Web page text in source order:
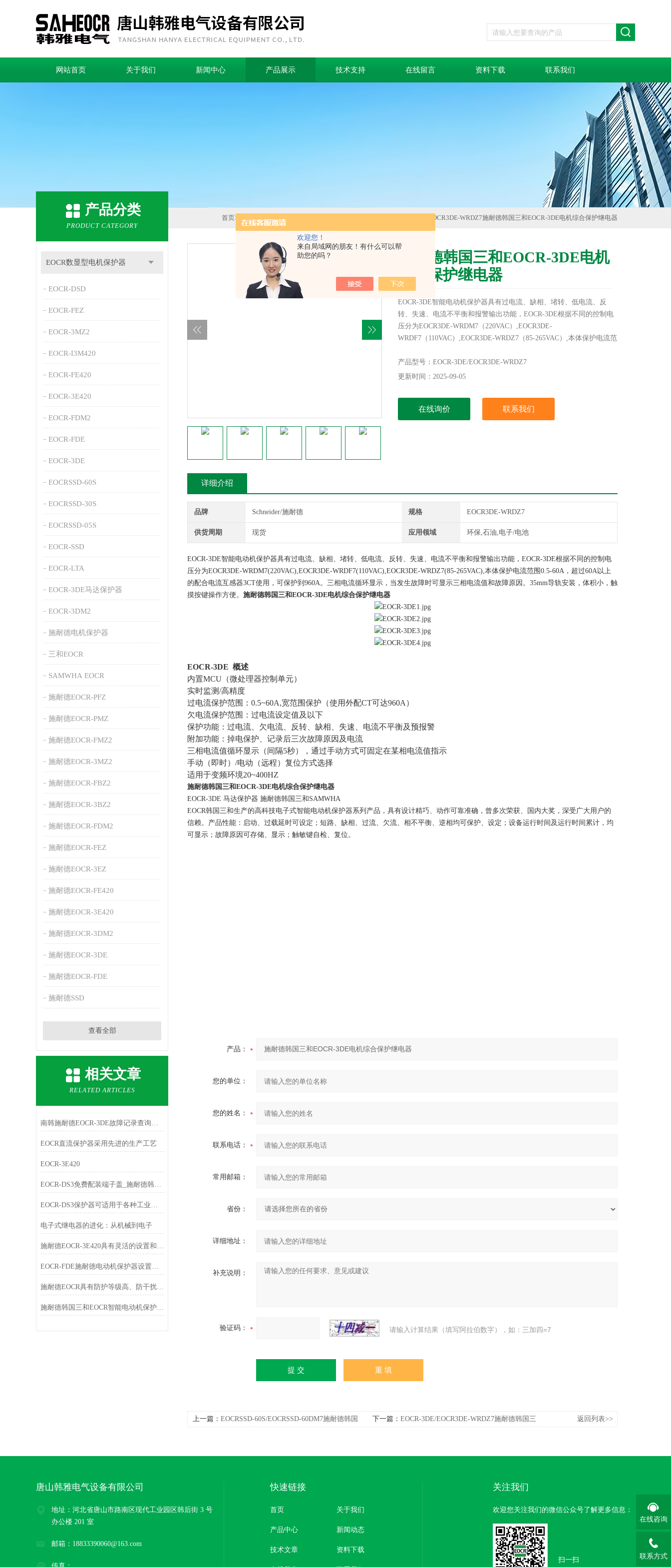
欢迎您！
来自局域网的朋友！有什么可以帮
助您的吗？
网站首页 关于我们 新闻中心 产品展示 技术支持 在线留言 资料下载 联系我们
产品分类
PRODUCT CATEGORY
EOCR数显型电机保护器
EOCR-DSD
EOCR-FEZ
EOCR-3MZ2
EOCR-I3M420
EOCR-FE420
EOCR-3E420
EOCR-FDM2
EOCR-FDE
EOCR-3DE
EOCRSSD-60S
EOCRSSD-30S
EOCRSSD-05S
EOCR-SSD
EOCR-LTA
EOCR-3DE马达保护器
EOCR-3DM2
施耐德电机保护器
三和EOCR
SAMWHA EOCR
施耐德EOCR-PFZ
施耐德EOCR-PMZ
施耐德EOCR-FMZ2
施耐德EOCR-3MZ2
施耐德EOCR-FBZ2
施耐德EOCR-3BZ2
施耐德EOCR-FDM2
施耐德EOCR-FEZ
施耐德EOCR-3EZ
施耐德EOCR-FE420
施耐德EOCR-3E420
施耐德EOCR-3DM2
施耐德EOCR-3DE
施耐德EOCR-FDE
施耐德SSD
查看全部
相关文章
RELATED ARTICLES
南韩施耐德EOCR-3DE故障记录查询方法
EOCR直流保护器采用先进的生产工艺
EOCR-3E420
EOCR-DS3免费配装端子盖_施耐德韩国三和SAMWHA
EOCR-DS3保护器可适用于各种工业环境中
电子式继电器的进化：从机械到电子
施耐德EOCR-3E420具有灵活的设置和通信能力
EOCR-FDE施耐德电动机保护器设置方法
施耐德EOCR具有防护等级高、防干扰性好的特点
施耐德韩国三和EOCR智能电动机保护器浅析
首页> 产品中心 >EOCR数显型电机保护器 EOCR-3DE/EOCR3DE-WRDZ7施耐德韩国三和EOCR-3DE电机综合保护继电器
施耐德韩国三和EOCR-3DE电机
综合保护继电器
EOCR-3DE智能电动机保护器具有过电流、缺相、堵转、低电流、反
转、失速、电流不平衡和报警输出功能，EOCR-3DE根据不同的控制电
压分为EOCR3DE-WRDM7（220VAC）,EOCR3DE-
WRDF7（110VAC）,EOCR3DE-WRDZ7（85-265VAC）,本体保护电流范
EOCR-3DE电机综合保护继电器
产品型号：EOCR-3DE/EOCR3DE-WRDZ7
更新时间：2025-09-05
在线询价 联系我们
详细介绍
品牌 Schneider/施耐德 规格 EOCR3DE-WRDZ7
供货周期 现货 应用领域 环保,石油,电子/电池
EOCR-3DE智能电动机保护器具有过电流、缺相、堵转、低电流、反转、失速、电流不平衡和报警输出功能，EOCR-3DE根据不同的控制电
压分为EOCR3DE-WRDM7(220VAC),EOCR3DE-WRDF7(110VAC),EOCR3DE-WRDZ7(85-265VAC),本体保护电流范围0.5-60A，超过60A以上
的配合电流互感器3CT使用，可保护到960A。三相电流循环显示，当发生故障时可显示三相电流值和故障原因。35mm导轨安装，体积小，触
摸按键操作方便。 施耐德韩国三和EOCR-3DE电机综合保护继电器
EOCR-3DE 概述
内置MCU（微处理器控制单元）
实时监测/高精度
过电流保护范围：0.5~60A,宽范围保护（使用外配CT可达960A）
欠电流保护范围：过电流设定值及以下
保护功能：过电流、欠电流、反转、缺相、失速、电流不平衡及预报警
附加功能：掉电保护、记录后三次故障原因及电流
三相电流值循环显示（间隔5秒），通过手动方式可固定在某相电流值指示
手动（即时）/电动（远程）复位方式选择
适用于变频环境20~400HZ
施耐德韩国三和EOCR-3DE电机综合保护继电器
EOCR-3DE 马达保护器 施耐德韩国三和SAMWHA
EOCR韩国三和生产的高科技电子式智能电动机保护器系列产品，具有设计精巧、动作可靠准确，曾多次荣获、国内大奖，深受广大用户的
信赖。产品性能：启动、过载延时可设定；短路、缺相、过流、欠流、相不平衡、逆相均可保护、设定；设备运行时间及运行时间累计，均
可显示；故障原因可存储、显示；触敏键自检、复位。
产品：
您的单位：
您的姓名：
联系电话：
常用邮箱：
省份：
详细地址：
补充说明：
验证码： 请输入计算结果（填写阿拉伯数字），如：三加四=7
上一篇： EOCRSSD-60S/EOCRSSD-60DM7施耐德韩国
下一篇： EOCR-3DE/EOCR3DE-WRDZ7施耐德韩国三
返回列表>>
唐山韩雅电气设备有限公司
地址：河北省唐山市路南区现代工业园区韩后街 3 号
办公楼 201 室
邮箱：18833390060@163.com
快速链接
首页 关于我们
产品中心 新闻动态
技术文章 资料下载
关注我们
欢迎您关注我们的微信公众号了解更多信息：
扫一扫
在线咨询
联系方式